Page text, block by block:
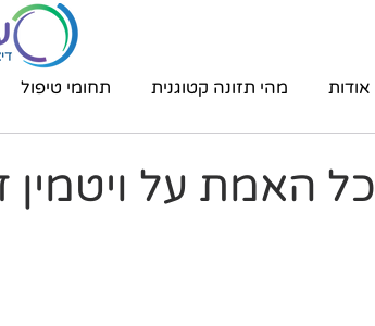
אודות מהי תזונה קטוגנית תחומי טיפול
כל האמת על ויטמין